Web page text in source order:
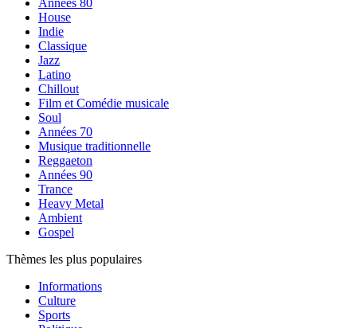
Années 80
House
Indie
Classique
Jazz
Latino
Chillout
Film et Comédie musicale
Soul
Années 70
Musique traditionnelle
Reggaeton
Années 90
Trance
Heavy Metal
Ambient
Gospel
Thèmes les plus populaires
Informations
Culture
Sports